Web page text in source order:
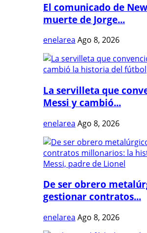
El comunicado de
muerte de Jorge...
enelarea Ago 8, 2026
La servilleta que
Messi y cambió...
enelarea Ago 8, 2026
De ser obrero
gestionar contratos...
enelarea Ago 8, 2026